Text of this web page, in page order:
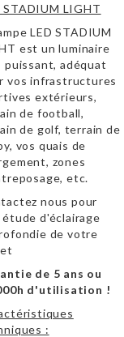
STADIUM LIGHT
LED STADIUM
est un luminaire
puissant, adéquat
vos infrastructures
extérieurs,
de football,
de golf, terrain de
vos quais de
zones
etc.
nous pour
étude d'éclairage
de votre
de 5 ans ou
d'utilisation !
: